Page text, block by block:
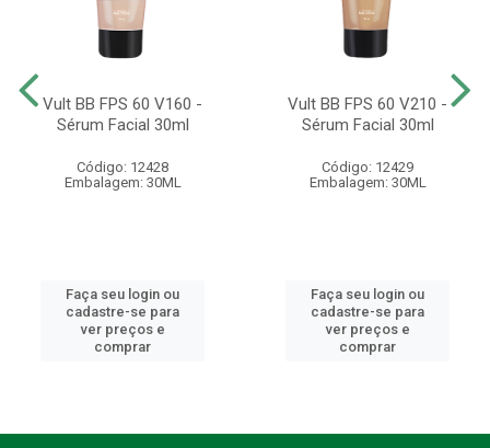
Vult BB FPS 60 V160 -
Sérum Facial 30ml
Código: 12428
Embalagem: 30ML
Faça seu login ou
cadastre-se para
ver preços e
comprar
Vult BB FPS 60 V210 -
Sérum Facial 30ml
Código: 12429
Embalagem: 30ML
Faça seu login ou
cadastre-se para
ver preços e
comprar